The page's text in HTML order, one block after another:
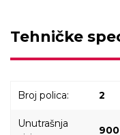
Tehničke
Broj polica: 2
Unutrašnja